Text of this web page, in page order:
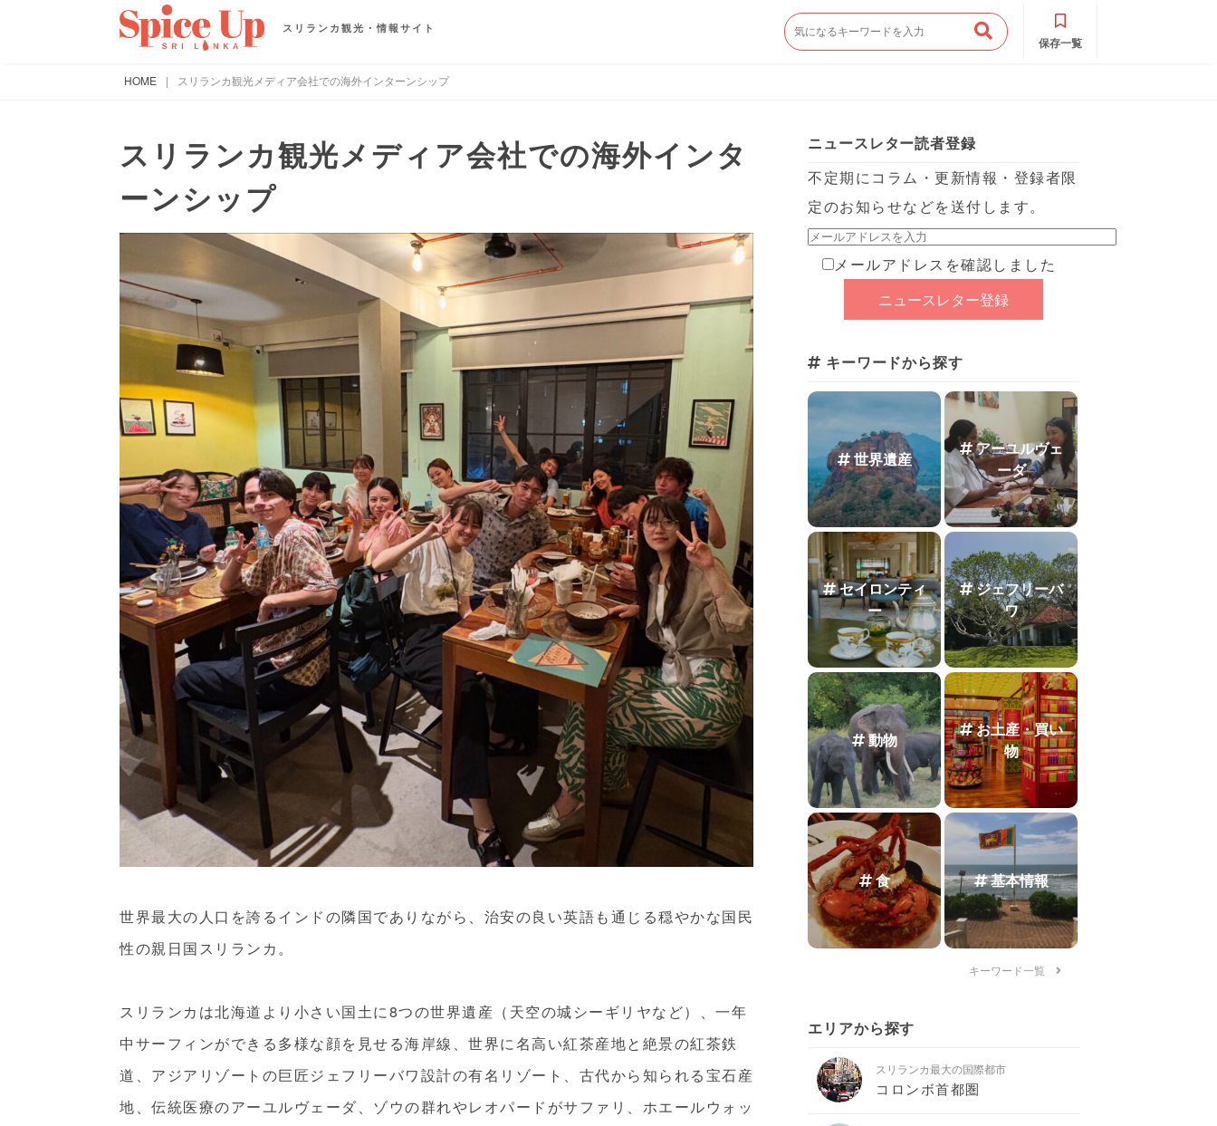
スリランカ観光・情報サイト
保存一覧
HOME | スリランカ観光メディア会社での海外インターンシップ
スリランカ観光メディア会社での海外インタ
ーンシップ
世界最大の人口を誇るインドの隣国でありながら、治安の良い英語も通じる穏やかな国民
性の親日国スリランカ。
スリランカは北海道より小さい国土に8つの世界遺産（天空の城シーギリヤなど）、一年
中サーフィンができる多様な顔を見せる海岸線、世界に名高い紅茶産地と絶景の紅茶鉄
道、アジアリゾートの巨匠ジェフリーバワ設計の有名リゾート、古代から知られる宝石産
地、伝統医療のアーユルヴェーダ、ゾウの群れやレオパードがサファリ、ホエールウォッ
ニュースレター読者登録
不定期にコラム・更新情報・登録者限
定のお知らせなどを送付します。
メールアドレスを確認しました
キーワードから探す
世界遺産
アーユルヴェ
ーダ
セイロンティ
ー
ジェフリーバ
ワ
動物
お土産・買い
物
食 基本情報
キーワード一覧
エリアから探す
スリランカ最大の国際都市
コロンボ首都圏